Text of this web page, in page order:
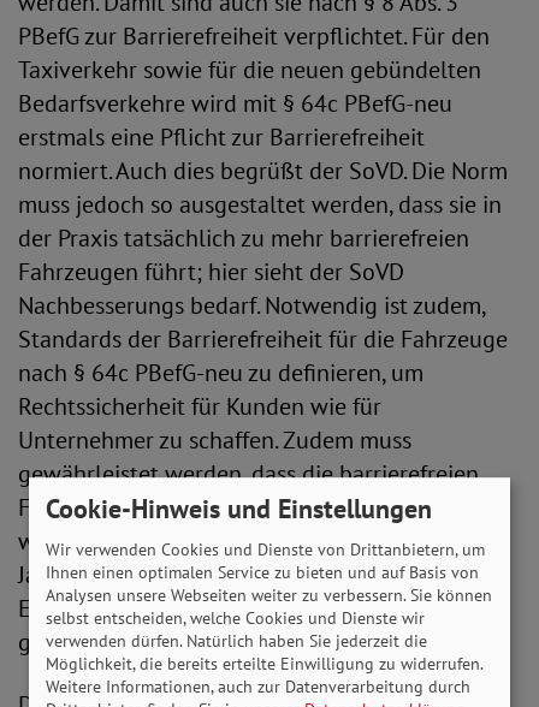
PBefG zur Barrierefreiheit verpflichtet. Für den
Taxiverkehr sowie für die neuen gebündelten
Bedarfsverkehre wird mit § 64c PBefG-neu
erstmals eine Pflicht zur Barrierefreiheit
normiert. Auch dies begrüßt der SoVD. Die Norm
muss jedoch so ausgestaltet werden, dass sie in
der Praxis tatsächlich zu mehr barrierefreien
Fahrzeugen führt; hier sieht der SoVD
Nachbesserungs bedarf. Notwendig ist zudem,
Standards der Barrierefreiheit für die Fahrzeuge
nach § 64c PBefG-neu zu definieren, um
Rechtssicherheit für Kunden wie für
Unternehmer zu schaffen. Zudem muss
gewährleistet werden, dass die barrierefreien
Fahrzeuge auch gezielt bestellt und vermittelt
werden können. Die Neuregelung sollte nach 5
Jahren evaluiert werden, wie dies in den
Eckpunkten zur Reform ursprünglich auch
geplant war.
Cookie-Hinweis und Einstellungen
Wir verwenden Cookies und Dienste von Drittanbietern, um
Ihnen einen optimalen Service zu bieten und auf Basis von
Analysen unsere Webseiten weiter zu verbessern. Sie können
selbst entscheiden, welche Cookies und Dienste wir
verwenden dürfen. Natürlich haben Sie jederzeit die
Möglichkeit, die bereits erteilte Einwilligung zu widerrufen.
Weitere Informationen, auch zur Datenverarbeitung durch